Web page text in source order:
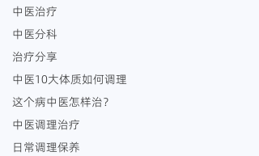
中医治疗
中医分科
治疗分享
中医10大体质如何调理
这个病中医怎样治？
中医调理治疗
日常调理保养